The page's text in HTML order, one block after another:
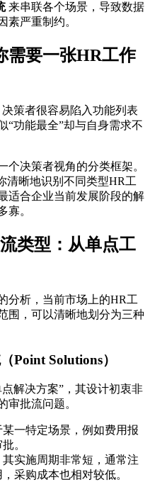
来串联各个场景，导致数据
素严重制约。
需要一张HR工作
策者很容易陷入功能列表
“功能最全”却与自身需求不
个决策者视角的分类框架。
清晰地识别不同类型HR工
适合企业当前发展阶段的解
寡。
类型：从单点工
分析，当前市场上的HR工
围，可以清晰地划分为三种
Point Solutions）
解决方案”，其设计初衷非
审批流问题。
某一特定场景，例如费用报
。
其实施周期非常短，通常注
采购成本也相对较低。